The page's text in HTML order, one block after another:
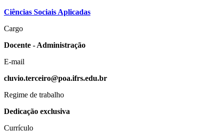
Ciências Sociais Aplicadas
Cargo
Docente - Administração
E-mail
cluvio.terceiro@poa.ifrs.edu.br
Regime de trabalho
Dedicação exclusiva
Currículo